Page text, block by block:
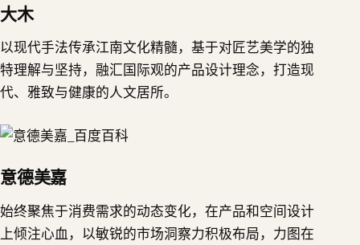
大木
以现代手法传承江南文化精髓，基于对匠艺美学的独
特理解与坚持，融汇国际观的产品设计理念，打造现
代、雅致与健康的人文居所。
意德美嘉
始终聚焦于消费需求的动态变化，在产品和空间设计
上倾注心血，以敏锐的市场洞察力积极布局，力图在